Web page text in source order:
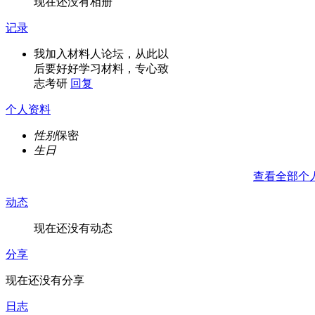
记录
我加入材料人论坛，从此以
后要好好学习材料，专心致
志考研 回复
个人资料
性别保密
生日
查看全部个
动态
现在还没有动态
分享
现在还没有分享
日志